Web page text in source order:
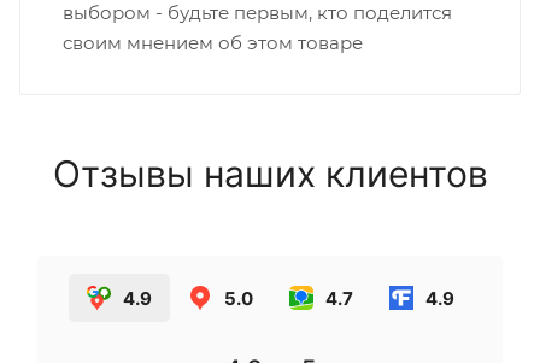
выбором - будьте первым, кто поделится
своим мнением об этом товаре
Отзывы наших клиентов
4.9 5.0 4.7 4.9